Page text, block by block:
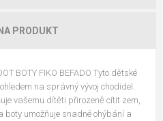
PRODUKT
BOTY FIKO BEFADO Tyto dětské
na správný vývoj chodidel.
vašemu dítěti přirozeně cítit zem,
umožňuje snadné ohýbání a